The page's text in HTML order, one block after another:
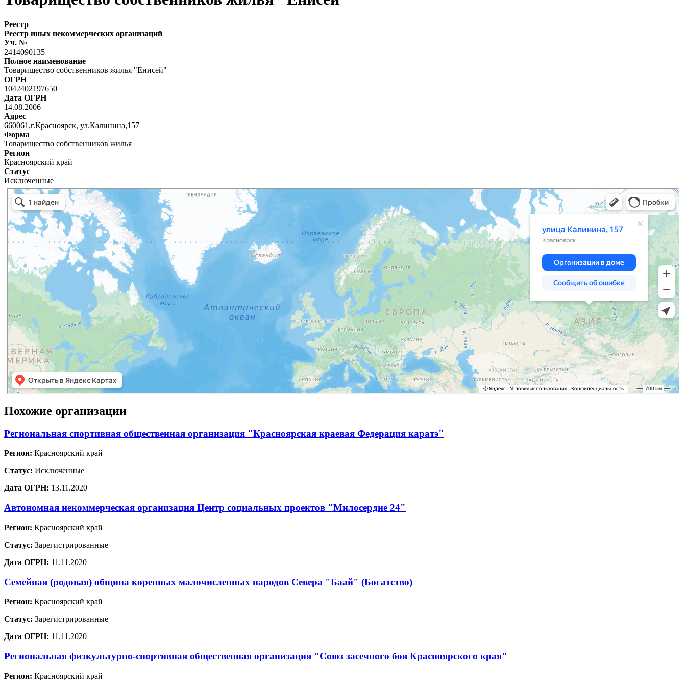
Реестр
Реестр иных некоммерческих организаций
Уч. №
2414090135
Полное наименование
Товарищество собственников жилья "Енисей"
ОГРН
1042402197650
Дата ОГРН
14.08.2006
Адрес
660061,г.Красноярск, ул.Калинина,157
Форма
Товарищество собственников жилья
Регион
Красноярский край
Статус
Исключенные
Похожие организации
Региональная спортивная общественная организация "Красноярская краевая Федерация каратэ"
Регион: Красноярский край
Статус: Исключенные
Дата ОГРН: 13.11.2020
Автономная некоммерческая организация Центр социальных проектов "Милосердие 24"
Регион: Красноярский край
Статус: Зарегистрированные
Дата ОГРН: 11.11.2020
Семейная (родовая) община коренных малочисленных народов Севера "Баай" (Богатство)
Регион: Красноярский край
Статус: Зарегистрированные
Дата ОГРН: 11.11.2020
Региональная физкультурно-спортивная общественная организация "Союз засечного боя Красноярского края"
Регион: Красноярский край